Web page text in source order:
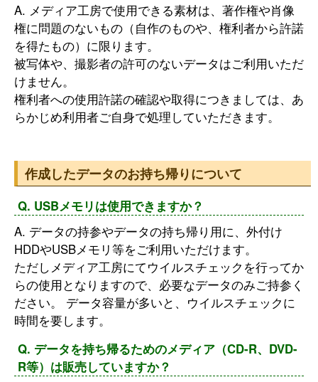
A. メディア工房で使用できる素材は、著作権や肖像
権に問題のないもの（自作のものや、権利者から許諾
を得たもの）に限ります。
被写体や、撮影者の許可のないデータはご利用いただ
けません。
権利者への使用許諾の確認や取得につきましては、あ
らかじめ利用者ご自身で処理していただきます。
作成したデータのお持ち帰りについて
Q. USBメモリは使用できますか？
A. データの持参やデータの持ち帰り用に、外付け
HDDやUSBメモリ等をご利用いただけます。
ただしメディア工房にてウイルスチェックを行ってか
らの使用となりますので、必要なデータのみご持参く
ださい。 データ容量が多いと、ウイルスチェックに
時間を要します。
Q. データを持ち帰るためのメディア（CD-R、DVD-
R等）は販売していますか？